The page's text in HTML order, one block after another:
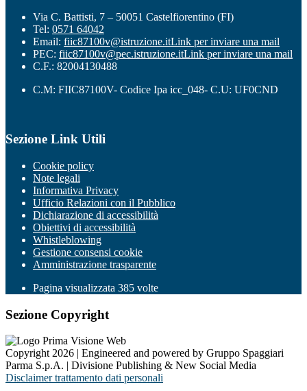
Via C. Battisti, 7 – 50051 Castelfiorentino (FI)
Tel: 0571 64042
Email: fiic87100v@istruzione.itLink per inviare una mail
PEC: fiic87100v@pec.istruzione.itLink per inviare una mail
C.F.: 82004130488
C.M: FIIC87100V- Codice Ipa icc_048- C.U: UF0CND
Sezione Link Utili
Cookie policy
Note legali
Informativa Privacy
Ufficio Relazioni con il Pubblico
Dichiarazione di accessibilità
Obiettivi di accessibilità
Whistleblowing
Gestione consensi cookie
Amministrazione trasparente
Pagina visualizzata 385 volte
Sezione Copyright
Copyright 2026 | Engineered and powered by Gruppo Spaggiari
Parma S.p.A. | Divisione Publishing & New Social Media
Disclaimer trattamento dati personali